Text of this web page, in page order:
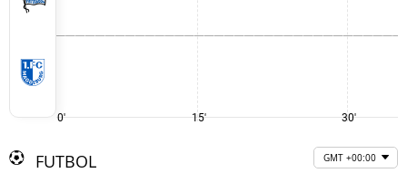
0' 15' 30'
FUTBOL GMT +00:00